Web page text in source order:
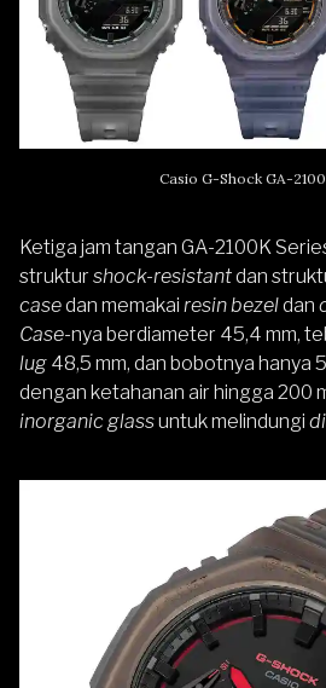
Casio G-Shock GA-
Ketiga jam tangan GA-2100K
struktur shock-resistantdan
casedan memakai resin bezeldan
Case-nya berdiameter 45,4 mm,
lug 48,5 mm, dan bobotnya hanya
dengan ketahanan air hingga 200
inorganic glassuntuk melindungi